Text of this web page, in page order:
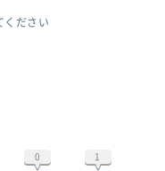
ください
0 1